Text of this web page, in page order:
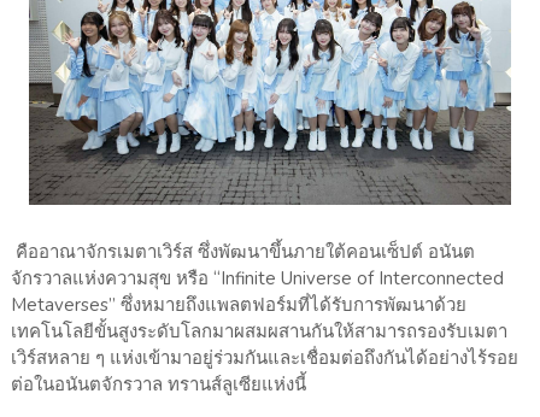
คืออาณาจักรเมตาเวิร์ส ซึ่งพัฒนาขึ้นภายใต้คอนเซ็ปต์ อนันต
จักรวาลแห่งความสุข หรือ “Infinite Universe of Interconnected
Metaverses” ซึ่งหมายถึงแพลตฟอร์มที่ได้รับการพัฒนาด้วย
เทคโนโลยีขั้นสูงระดับโลกมาผสมผสานกันให้สามารถรองรับเมตา
เวิร์สหลาย ๆ แห่งเข้ามาอยู่ร่วมกันและเชื่อมต่อถึงกันได้อย่างไร้รอย
ต่อในอนันตจักรวาล ทรานส์ลูเซียแห่งนี้